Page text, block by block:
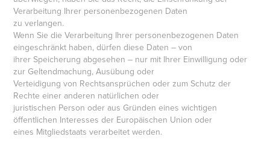
Verarbeitung Ihrer personenbezogenen Daten
zu verlangen.
Wenn Sie die Verarbeitung Ihrer personenbezogenen Daten
eingeschränkt haben, dürfen diese Daten – von
ihrer Speicherung abgesehen – nur mit Ihrer Einwilligung oder
zur Geltendmachung, Ausübung oder
Verteidigung von Rechtsansprüchen oder zum Schutz der
Rechte einer anderen natürlichen oder
juristischen Person oder aus Gründen eines wichtigen
öffentlichen Interesses der Europäischen Union oder
eines Mitgliedstaats verarbeitet werden.